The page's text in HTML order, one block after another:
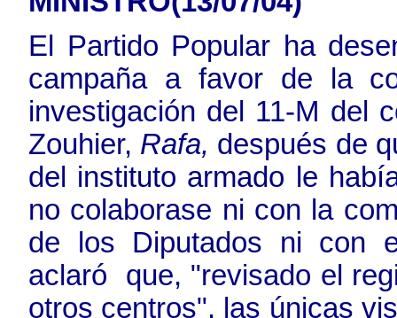
El Partido Popular ha
campaña a favor de la
investigación del 11-M del
Zouhier, Rafa, después de
del instituto armado le
no colaborase ni con la
de los Diputados ni con
aclaró que, "revisado el
otros centros", las únicas